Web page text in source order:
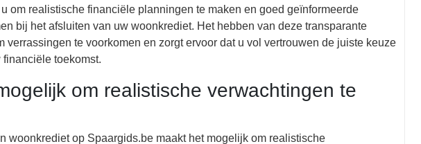
om realistische financiële planningen te maken en goed geïnformeerde
bij het afsluiten van uw woonkrediet. Het hebben van deze transparante
verrassingen te voorkomen en zorgt ervoor dat u vol vertrouwen de juiste keuze
financiële toekomst.
om realistische verwachtingen te
woonkrediet op Spaargids.be maakt het mogelijk om realistische